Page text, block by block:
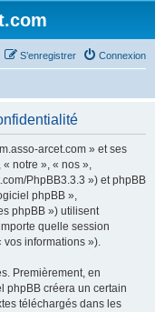
Connexion
S’enregistrer
arcet.com » et ses
notre », « nos »,
PhpBB3.3.3 ») et phpBB
phpBB »,
phpBB ») utilisent
quelle session
vos informations »).
Premièrement, en
phpBB créera un certain
téléchargés dans les